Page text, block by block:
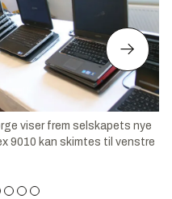
viser frem selskapets nye
9010 kan skimtes til venstre